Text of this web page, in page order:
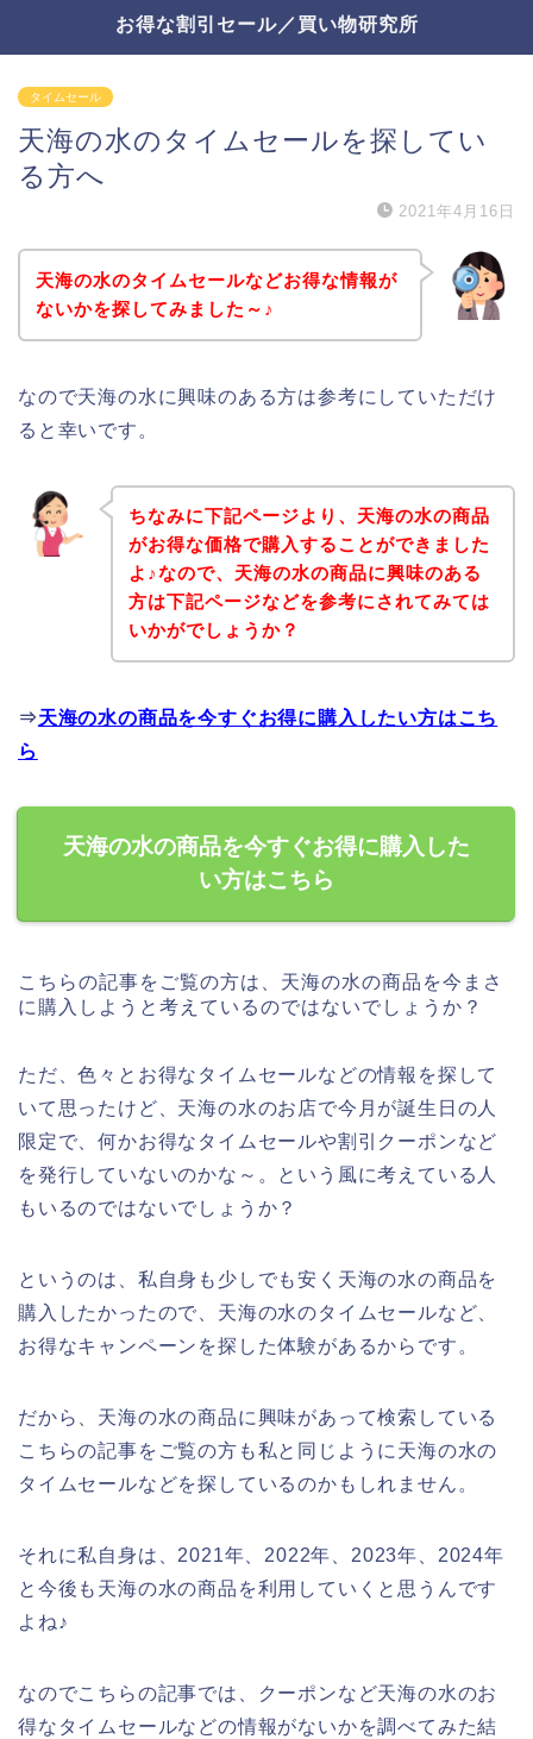
お得な割引セール／買い物研究所
タイムセール
天海の水のタイムセールを探してい
る方へ
2021年4月16日
天海の水のタイムセールなどお得な情報が
ないかを探してみました～♪
なので天海の水に興味のある方は参考にしていただけ
ると幸いです。
ちなみに下記ページより、天海の水の商品
がお得な価格で購入することができました
よ♪なので、天海の水の商品に興味のある
方は下記ページなどを参考にされてみては
いかがでしょうか？
⇒天海の水の商品を今すぐお得に購入したい方はこち
ら
天海の水の商品を今すぐお得に購入した
い方はこちら
こちらの記事をご覧の方は、天海の水の商品を今まさ
に購入しようと考えているのではないでしょうか？
ただ、色々とお得なタイムセールなどの情報を探して
いて思ったけど、天海の水のお店で今月が誕生日の人
限定で、何かお得なタイムセールや割引クーポンなど
を発行していないのかな～。という風に考えている人
もいるのではないでしょうか？
というのは、私自身も少しでも安く天海の水の商品を
購入したかったので、天海の水のタイムセールなど、
お得なキャンペーンを探した体験があるからです。
だから、天海の水の商品に興味があって検索している
こちらの記事をご覧の方も私と同じように天海の水の
タイムセールなどを探しているのかもしれません。
それに私自身は、2021年、2022年、2023年、2024年
と今後も天海の水の商品を利用していくと思うんです
よね♪
なのでこちらの記事では、クーポンなど天海の水のお
得なタイムセールなどの情報がないかを調べてみた結